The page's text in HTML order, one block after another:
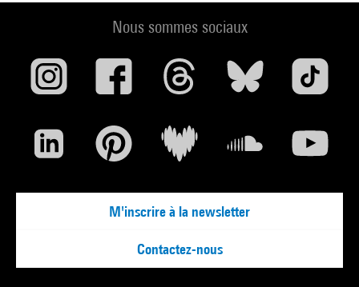
Nous sommes sociaux
M'inscrire à la newsletter
Contactez-nous